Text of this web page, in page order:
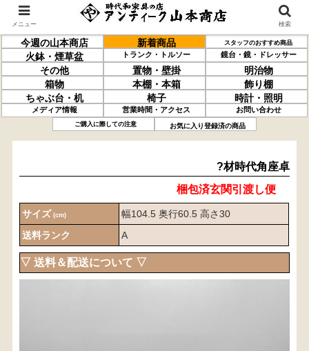
今週の山本商店 新着商品 スタッフのおすすめ商品
火鉢・煙草盆 トランク・トルソー 鏡台・鏡・ドレッサー
その他 置物・壁掛
明治物
箱物
本棚・本箱
飾り棚
ちゃぶ台・机
椅子 時計・照明
メディア情報 営業時間・アクセス お問い合わせ
ご購入に際しての注意 お気に入り登録済の商品
時代角座卓
?材時代角座卓
梱包済玄関引渡し便
サイズ (cm)
幅104.5 奥行60.5 高さ30
送料ランク
A
▽ 送料＆配送について ▽
メニュー 検索